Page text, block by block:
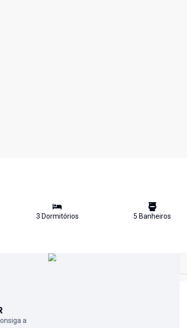
3 Dormitórios 5 Banheiros
a